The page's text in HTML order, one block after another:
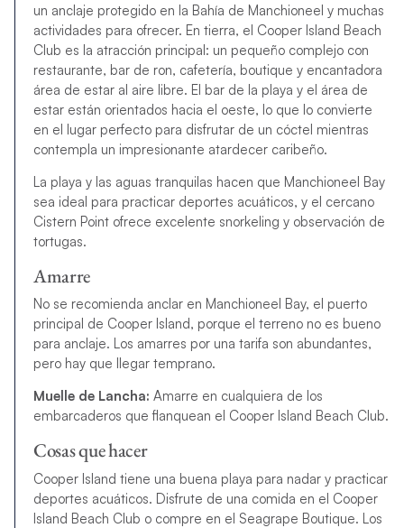
un anclaje protegido en la Bahía de Manchioneel y muchas
actividades para ofrecer. En tierra, el Cooper Island Beach
Club es la atracción principal: un pequeño complejo con
restaurante, bar de ron, cafetería, boutique y encantadora
área de estar al aire libre. El bar de la playa y el área de
estar están orientados hacia el oeste, lo que lo convierte
en el lugar perfecto para disfrutar de un cóctel mientras
contempla un impresionante atardecer caribeño.
La playa y las aguas tranquilas hacen que Manchioneel Bay
sea ideal para practicar deportes acuáticos, y el cercano
Cistern Point ofrece excelente snorkeling y observación de
tortugas.
Amarre
No se recomienda anclar en Manchioneel Bay, el puerto
principal de Cooper Island, porque el terreno no es bueno
para anclaje. Los amarres por una tarifa son abundantes,
pero hay que llegar temprano.
Muelle de Lancha: Amarre en cualquiera de los
embarcaderos que flanquean el Cooper Island Beach Club.
Cosas que hacer
Cooper Island tiene una buena playa para nadar y practicar
deportes acuáticos. Disfrute de una comida en el Cooper
Island Beach Club o compre en el Seagrape Boutique. Los